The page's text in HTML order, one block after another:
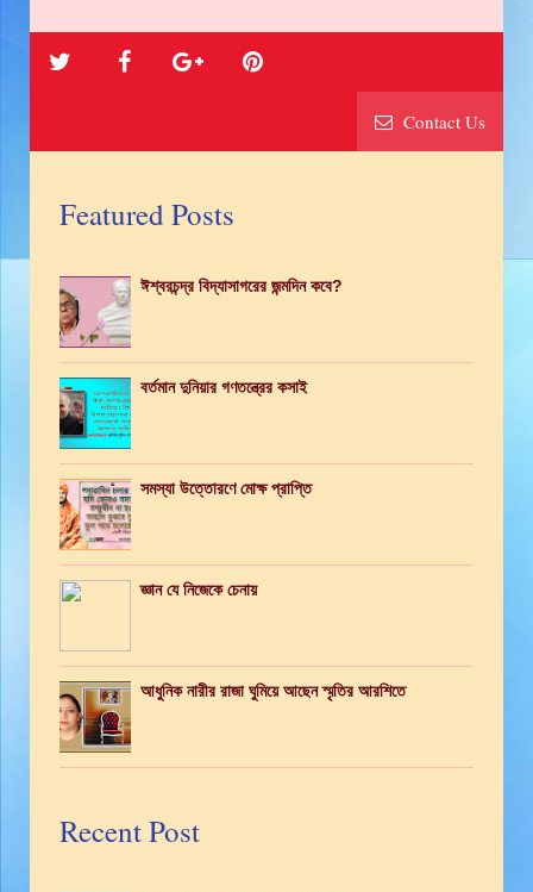
Contact Us
Featured Posts
ঈশ্বরচন্দ্র বিদ্যাসাগরের জন্মদিন কবে?
বর্তমান দুনিয়ার গণতন্ত্রের কসাই
সমস্যা উত্তোরণে মোক্ষ প্রাপ্তি
জ্ঞান যে নিজেকে চেনায়
আধুনিক নারীর রাজা ঘুমিয়ে আছেন স্মৃতির আরশিতে
Recent Post